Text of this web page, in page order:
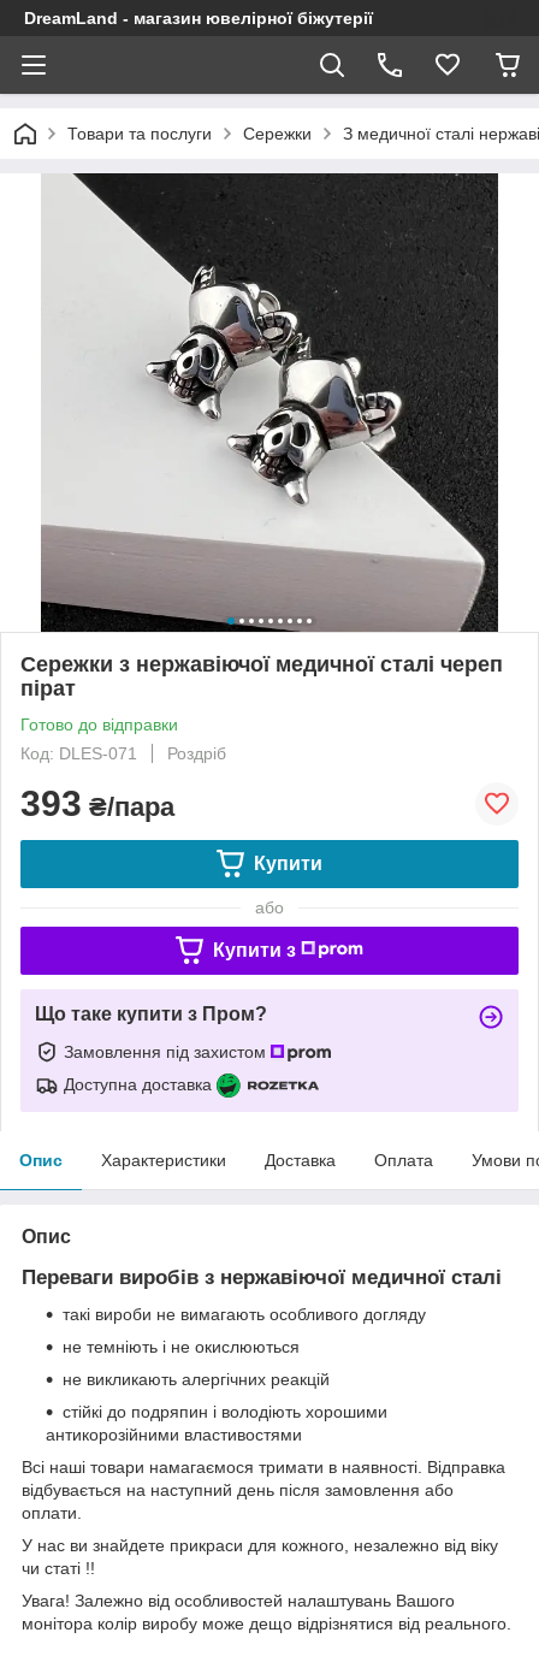
DreamLand - магазин ювелірної біжутерії
Товари та послуги Сережки З медичної сталі
Сережки з нержавіючої медичної сталі череп
пірат
Готово до відправки
Код: DLES-071
Роздріб
393 ₴/пара
Купити
або
Купити з
Що таке купити з Пром?
Замовлення під захистом
Доступна доставка
Опис Характеристики Доставка Оплата Умови
Опис
Переваги виробів з нержавіючої медичної сталі
такі вироби не вимагають особливого догляду
не темніють і не окислюються
не викликають алергічних реакцій
стійкі до подряпин і володіють хорошими
антикорозійними властивостями
Всі наші товари намагаємося тримати в наявності. Відправка
відбувається на наступний день після замовлення або
оплати.
У нас ви знайдете прикраси для кожного, незалежно від віку
чи статі !!
Увага! Залежно від особливостей налаштувань Вашого
монітора колір виробу може дещо відрізнятися від реального.